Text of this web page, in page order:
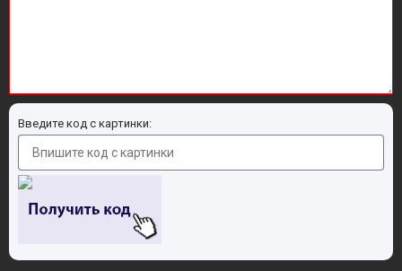
Введите код с картинки: